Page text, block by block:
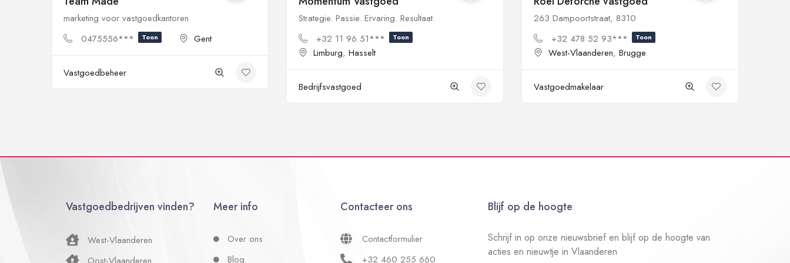
marketing voor vastgoedkantoren
0475556***
Toon Gent
Vastgoedbeheer
Strategie. Passie. Ervaring. Resultaat.
+32 11 96 51***
Toon
Limburg, Hasselt
Bedrijfsvastgoed
263 Dampoortstraat, 8310
+32 478 52 93***
Toon
West-Vlaanderen, Brugge
Vastgoedmakelaar
Vastgoedbedrijven vinden?
West-Vlaanderen
Meer info
Over ons
Blog
Contacteer ons
Contactformulier
+32 460 255 660
Blijf op de hoogte
Schrijf in op onze nieuwsbrief en blijf op de hoogte van
acties en nieuwtje in Vlaanderen